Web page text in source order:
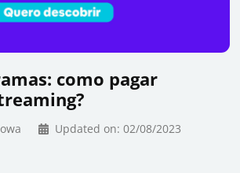
como pagar
Updated on: 02/08/2023